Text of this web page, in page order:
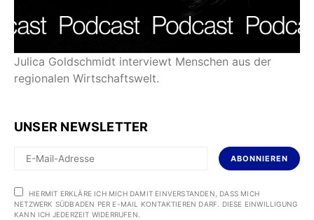
Julica Goldschmidt interviewt Menschen aus der
regionalen Wirtschaftswelt.
UNSER NEWSLETTER
ABONNIEREN
HIERMIT ERKLÄRE ICH MICH DAMIT EINVERSTANDEN, DASS MICH
NETZWERK SÜDBADEN PER E-MAIL KONTAKTIEREN DARF. DIESE EINWILLIGUNG
KANN ICH JEDERZEIT WIDERRUFEN.